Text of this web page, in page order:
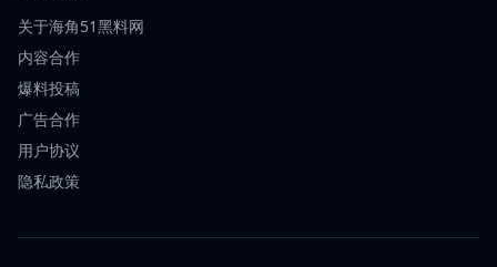
关于海角51黑料网
内容合作
爆料投稿
广告合作
用户协议
隐私政策